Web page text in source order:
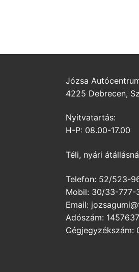
Józsa
4225 Debrecen,
Nyitvatartás:
H-P: 08.00-17.00
Téli, nyári
Telefon: 52/523-
Mobil: 30/33-
Email:
Adószám:
Cégjegyzékszám: